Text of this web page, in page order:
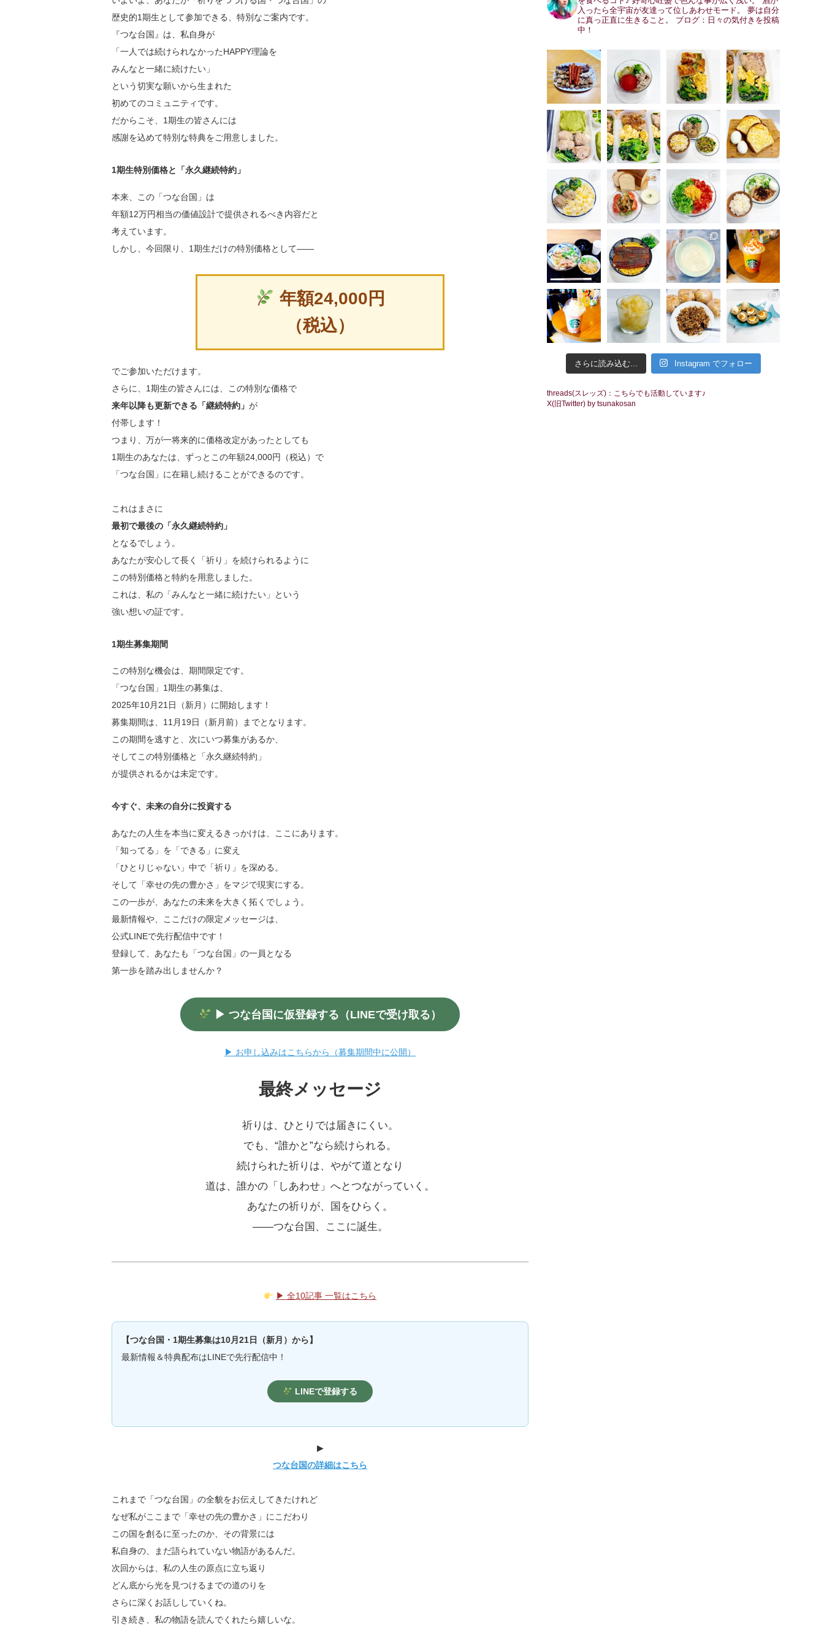
歴史的1期生として参加できる、特別なご案内です。
『つな台国』は、私自身が
「一人では続けられなかったHAPPY理論を
みんなと一緒に続けたい」
という切実な願いから生まれた
初めてのコミュニティです。
だからこそ、1期生の皆さんには
感謝を込めて特別な特典をご用意しました。
1期生特別価格と「永久継続特約」
本来、この「つな台国」は
年額12万円相当の価値設計で提供されるべき内容だと
考えています。
しかし、今回限り、1期生だけの特別価格として——
年額24,000円
（税込）
でご参加いただけます。
さらに、1期生の皆さんには、この特別な価格で
来年以降も更新できる「継続特約」 が
付帯します！
つまり、万が一将来的に価格改定があったとしても
1期生のあなたは、ずっとこの年額24,000円（税込）で
「つな台国」に在籍し続けることができるのです。
これはまさに
最初で最後の「永久継続特約」
となるでしょう。
あなたが安心して長く「祈り」を続けられるように
この特別価格と特約を用意しました。
これは、私の「みんなと一緒に続けたい」という
強い想いの証です。
1期生募集期間
この特別な機会は、期間限定です。
「つな台国」1期生の募集は、
2025年10月21日（新月）に開始します！
募集期間は、11月19日（新月前）までとなります。
この期間を逃すと、次にいつ募集があるか、
そしてこの特別価格と「永久継続特約」
が提供されるかは未定です。
今すぐ、未来の自分に投資する
あなたの人生を本当に変えるきっかけは、ここにあります。
「知ってる」を「できる」に変え
「ひとりじゃない」中で「祈り」を深める。
そして「幸せの先の豊かさ」をマジで現実にする。
この一歩が、あなたの未来を大きく拓くでしょう。
最新情報や、ここだけの限定メッセージは、
公式LINEで先行配信中です！
登録して、あなたも「つな台国」の一員となる
第一歩を踏み出しませんか？
▶ つな台国に仮登録する（LINEで受け取る）
▶ お申し込みはこちらから（募集期間中に公開）
最終メッセージ
祈りは、ひとりでは届きにくい。
でも、“誰かと”なら続けられる。
続けられた祈りは、やがて道となり
道は、誰かの「しあわせ」へとつながっていく。
あなたの祈りが、国をひらく。
――つな台国、ここに誕生。
▶ 全10記事 一覧はこちら
【つな台国・1期生募集は10月21日（新月）から】
最新情報＆特典配布はLINEで先行配信中！
LINEで登録する
▶
つな台国の詳細はこちら
これまで「つな台国」の全貌をお伝えしてきたけれど
なぜ私がここまで「幸せの先の豊かさ」にこだわり
この国を創るに至ったのか、その背景には
私自身の、まだ語られていない物語があるんだ。
次回からは、私の人生の原点に立ち返り
どん底から光を見つけるまでの道のりを
さらに深くお話ししていくね。
引き続き、私の物語を読んでくれたら嬉しいな。
入ったら全宇宙が友達って位しあわせモード。
夢は自分
に真っ正直に生きること。
ブログ：日々の気付きを投稿
中！
さらに読み込む... Instagram でフォロー
threads(スレッズ)：こちらでも活動しています♪
X(旧Twitter) by tsunakosan